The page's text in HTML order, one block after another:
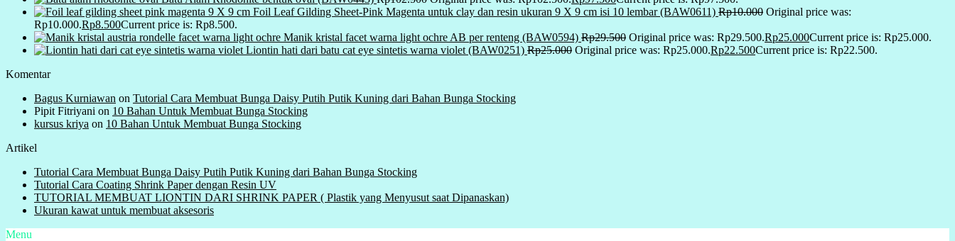
Foil Leaf Gilding Sheet-Pink Magenta untuk clay dan resin ukuran 9 X 9 cm isi 10 lembar (BAW0611) Rp10.000 Original price was:
Rp10.000.Rp8.500Current price is: Rp8.500.
Manik kristal facet warna light ochre AB per renteng (BAW0594) Rp29.500 Original price was: Rp29.500.Rp25.000Current price is: Rp25.000.
Liontin hati dari batu cat eye sintetis warna violet (BAW0251) Rp25.000 Original price was: Rp25.000.Rp22.500Current price is: Rp22.500.
Komentar
Bagus Kurniawan on Tutorial Cara Membuat Bunga Daisy Putih Putik Kuning dari Bahan Bunga Stocking
Pipit Fitriyani on 10 Bahan Untuk Membuat Bunga Stocking
kursus kriya on 10 Bahan Untuk Membuat Bunga Stocking
Artikel
Tutorial Cara Membuat Bunga Daisy Putih Putik Kuning dari Bahan Bunga Stocking
Tutorial Cara Coating Shrink Paper dengan Resin UV
TUTORIAL MEMBUAT LIONTIN DARI SHRINK PAPER ( Plastik yang Menyusut saat Dipanaskan)
Ukuran kawat untuk membuat aksesoris
Menu